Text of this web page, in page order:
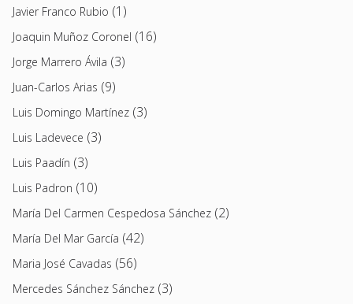
Javier Franco Rubio (1)
Joaquin Muñoz Coronel (16)
Jorge Marrero Ávila (3)
Juan-Carlos Arias (9)
Luis Domingo Martínez (3)
Luis Ladevece (3)
Luis Paadín (3)
Luis Padron (10)
María Del Carmen Cespedosa Sánchez (2)
María Del Mar García (42)
Maria José Cavadas (56)
Mercedes Sánchez Sánchez (3)